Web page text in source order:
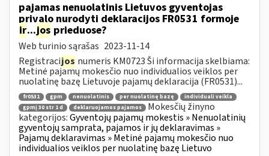
pajamas nenuolatinis Lietuvos gyventojas
privalo nurodyti deklaracijos FR0531 formoje
ir...jos prieduose?
Web turinio sąrašas 2023-11-14
Registracijos numeris KM0723 Ši informacija skelbiama:
Metinė pajamų mokesčio nuo individualios veiklos per
nuolatinę bazę Lietuvoje pajamų deklaracija (FR0531)...
fr0531 gpm nenuolatinis per nuolatinę bazę
individuali veikla
gpmį 30 str 1 d
deklaruojamos pajamos
Mokesčių žinyno
kategorijos:Gyventojų pajamų mokestis » Nenuolatinių
gyventojų samprata, pajamos ir jų deklaravimas »
Pajamų deklaravimas » Metinė pajamų mokesčio nuo
individualios veiklos per nuolatinę bazę Lietuvo